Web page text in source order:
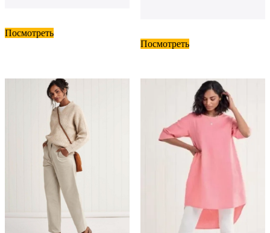
Посмотреть
Посмотреть